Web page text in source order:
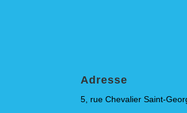
Adresse
5, rue Chevalier Saint-